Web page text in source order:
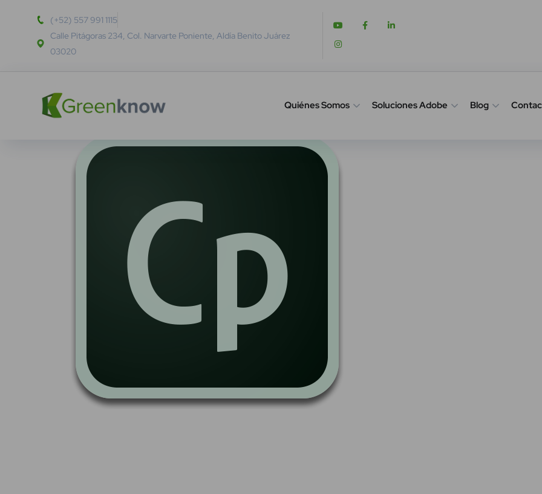
(+52) 557 991 1115
Calle Pitágoras 234, Col. Narvarte Poniente, Aldía Benito Juárez
03020
Quiénes Somos Soluciones Adobe Blog